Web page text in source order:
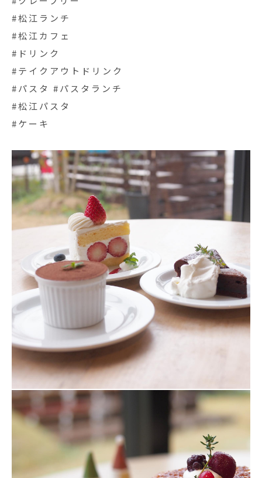
#松江ランチ
#松江カフェ
#ドリンク
#テイクアウトドリンク
#パスタ #パスタランチ
#松江パスタ
#ケーキ